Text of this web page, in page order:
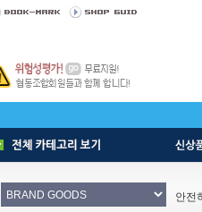
안전